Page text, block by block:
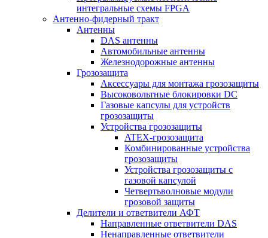
интегральные схемы FPGA
Антенно-фидерный тракт
Антенны
DAS антенны
Автомобильные антенны
Железнодорожные антенны
Грозозащита
Аксессуары для монтажа грозозащиты
Высоковольтные блокировки DC
Газовые капсулы для устройств
грозозащиты
Устройства грозозащиты
ATEX-грозозащита
Комбинированные устройства
грозозащиты
Устройства грозозащиты с
газовой капсулой
Четвертьволновые модули
грозовой защиты
Делители и ответвители АФТ
Направленные ответвители DAS
Ненаправленные ответвители